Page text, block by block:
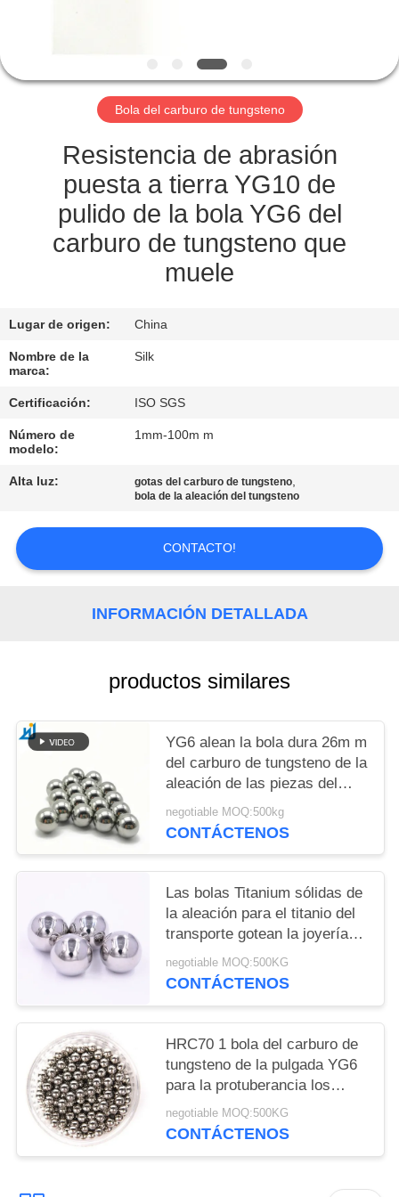
DE
CALIDAD
ÉNTRENOS
CONTACTO
CON
CASOS
PIDA
UNA
MAPA
DEL
SITIO
Bola del carburo de tungsteno
Resistencia de abrasión
puesta a tierra YG10 de
pulido de la bola YG6 del
carburo de tungsteno que
muele
Lugar de origen: China
Nombre de la
marca:
Silk
Certificación: ISO SGS
Número de
modelo:
1mm-100m m
Alta luz: gotas del carburo de tungsteno,
bola de la aleación del tungsteno
CONTACTO!
INFORMACIÓN DETALLADA
productos similares
YG6 alean la bola dura 26m m
del carburo de tungsteno de la
aleación de las piezas del
desgaste del carburo de
tungsteno de la bola de acero
negotiable MOQ:500kg
CONTÁCTENOS
Las bolas Titanium sólidas de
la aleación para el titanio del
transporte gotean la joyería
que hace 4m m 5m m 6m m
8m m
negotiable MOQ:500KG
CONTÁCTENOS
HRC70 1 bola del carburo de
tungsteno de la pulgada YG6
para la protuberancia los
32MM del agujero los 8MM
10M M
negotiable MOQ:500KG
CONTÁCTENOS